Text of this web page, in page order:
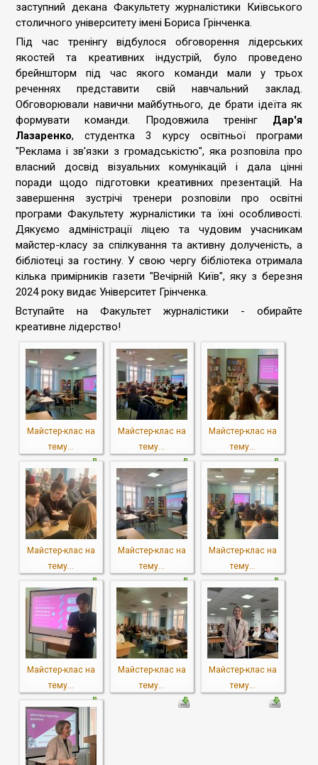
заступний декана Факультету журналістики Київського
столичного університету імені Бориса Грінченка.
Під час тренінгу відбулося обговорення лідерських
якостей та креативних індустрій, було проведено
брейншторм під час якого команди мали у трьох
реченнях представити свій навчальний заклад.
Обговорювали навични майбутнього, де брати ідеїта як
формувати команди. Продовжила тренінгДар'я
Лазаренко, студентка 3 курсу освітньої програми
"Реклама і зв'язки з громадськістю", яка розповіла про
власний досвід візуальних комунікацій і дала цінні
поради щодо підготовки креативних презентацій. На
завершення зустрічі тренери розповіли про освітні
програми Факультету журналістики та їхні особливості.
Дякуємо адміністрації ліцею та чудовим учасникам
майстер-класу за спілкування та активну долученість, а
бібліотеці за гостину. У свою чергу бібліотека отримала
кілька примірників газети "Вечірній Київ", яку з березня
2024 року видає Університет Грінченка.
Вступайте на Факультет журналістики - обирайте
креативне лідерство!
Майстер-клас на
тему...
Майстер-клас на
тему...
Майстер-клас на
тему...
Майстер-клас на
тему...
Майстер-клас на
тему...
Майстер-клас на
тему...
Майстер-клас на
тему...
Майстер-клас на
тему...
Майстер-клас на
тему...